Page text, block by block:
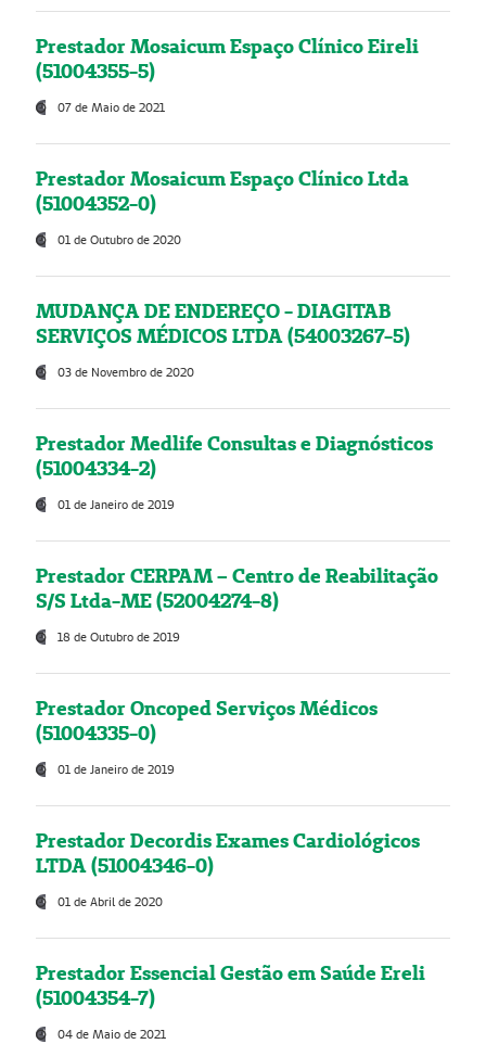
Prestador Mosaicum Espaço Clínico Eireli
(51004355-5)
07 de Maio de 2021
Prestador Mosaicum Espaço Clínico Ltda
(51004352-0)
01 de Outubro de 2020
MUDANÇA DE ENDEREÇO - DIAGITAB
SERVIÇOS MÉDICOS LTDA (54003267-5)
03 de Novembro de 2020
Prestador Medlife Consultas e Diagnósticos
(51004334-2)
01 de Janeiro de 2019
Prestador CERPAM – Centro de Reabilitação
S/S Ltda-ME (52004274-8)
18 de Outubro de 2019
Prestador Oncoped Serviços Médicos
(51004335-0)
01 de Janeiro de 2019
Prestador Decordis Exames Cardiológicos
LTDA (51004346-0)
01 de Abril de 2020
Prestador Essencial Gestão em Saúde Ereli
(51004354-7)
04 de Maio de 2021